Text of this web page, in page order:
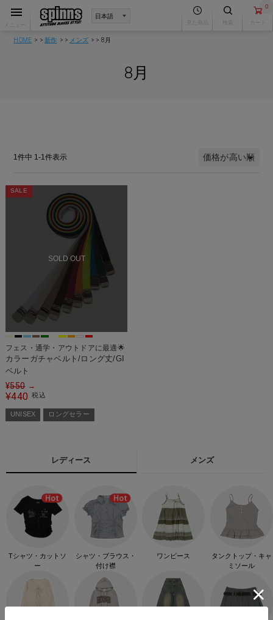
0
HOME 新作 メンズ 8月
8月
価格が高い順
1件中 1-1件表示
SOLD OUT
SALE
フェス・通学・アウトドアに最適🌟
カラーガチャベルト/ロング丈/GI
ベルト
¥550 →
¥440 税込
UNISEX ロングセラー
レディース メンズ
Tシャツ・カットソ
ー
シャツ・ブラウス・
付け襟
ワンピース
タンクトップ・キャ
ミソール